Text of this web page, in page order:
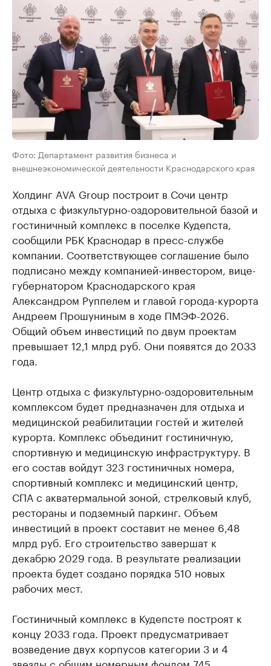
Фото: Департамент развития бизнеса и
внешнеэкономической деятельности Краснодарского края
Холдинг AVA Group построит в Сочи центр
отдыха с физкультурно-оздоровительной базой и
гостиничный комплекс в поселке Кудепста,
сообщили РБК Краснодар в пресс-службе
компании. Соответствующее соглашение было
подписано между компанией-инвестором, вице-
губернатором Краснодарского края
Александром Руппелем и главой города-курорта
Андреем Прошуниным в ходе ПМЭФ-2026.
Общий объем инвестиций по двум проектам
превышает 12,1 млрд руб. Они появятся до 2033
года.
Центр отдыха с физкультурно-оздоровительным
комплексом будет предназначен для отдыха и
медицинской реабилитации гостей и жителей
курорта. Комплекс объединит гостиничную,
спортивную и медицинскую инфраструктуру. В
его состав войдут 323 гостиничных номера,
спортивный комплекс и медицинский центр,
СПА с акватермальной зоной, стрелковый клуб,
рестораны и подземный паркинг. Объем
инвестиций в проект составит не менее 6,48
млрд руб. Его строительство завершат к
декабрю 2029 года. В результате реализации
проекта будет создано порядка 510 новых
рабочих мест.
Гостиничный комплекс в Кудепсте построят к
концу 2033 года. Проект предусматривает
возведение двух корпусов категории 3 и 4